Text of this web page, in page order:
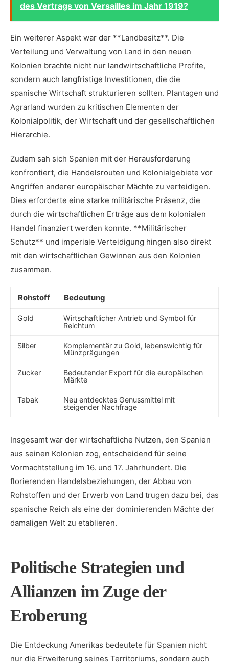
des Vertrags von Versailles im Jahr 1919?
Ein⁢ weiterer Aspekt war der **Landbesitz**.​ Die
Verteilung und Verwaltung ⁢von Land in‌ den neuen
Kolonien ‍brachte⁢ nicht nur landwirtschaftliche Profite,
sondern auch⁤ langfristige Investitionen,‌ die die
spanische Wirtschaft⁢ strukturieren sollten. Plantagen und
Agrarland wurden zu kritischen Elementen der
⁢Kolonialpolitik,​ der Wirtschaft und der ​gesellschaftlichen
‌Hierarchie.
Zudem sah sich Spanien mit ‍der Herausforderung
konfrontiert, ‌die ‍Handelsrouten‍ und Kolonialgebiete vor
Angriffen anderer europäischer Mächte zu⁤ verteidigen.
Dies erforderte eine starke militärische ‍Präsenz, die⁤
durch die wirtschaftlichen Erträge aus‌ dem kolonialen
Handel finanziert werden konnte. ⁣**Militärischer
⁣Schutz** und imperiale Verteidigung ‍hingen also direkt
‍mit den wirtschaftlichen Gewinnen aus den Kolonien​
zusammen.
Rohstoff Bedeutung
Gold
Wirtschaftlicher ⁤Antrieb und Symbol für
Reichtum
Silber
Komplementär zu ‌Gold, lebenswichtig für
Münzprägungen
Zucker
Bedeutender‍ Export für die europäischen
Märkte
Tabak
Neu entdecktes Genussmittel mit
steigender Nachfrage
Insgesamt war der ⁢wirtschaftliche Nutzen,‌ den Spanien
aus seinen Kolonien zog, entscheidend für seine‍
Vormachtstellung‌ im 16. und 17. Jahrhundert. Die‍
florierenden Handelsbeziehungen, der Abbau von
Rohstoffen und der Erwerb von Land ​trugen⁤ dazu bei, das
spanische Reich als eine der dominierenden Mächte der
⁤damaligen Welt ⁢zu etablieren.
Politische Strategien und
Allianzen im⁤ Zuge der
Eroberung
Die Entdeckung ⁣Amerikas bedeutete für Spanien ⁣nicht
nur die Erweiterung ​seines Territoriums, sondern auch